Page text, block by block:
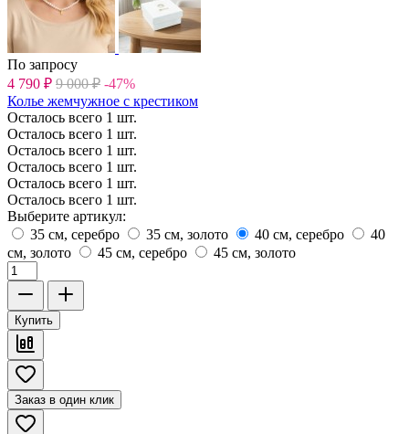
По запросу
4 790 ₽ 9 000 ₽ -47%
Колье жемчужное с крестиком
Осталось всего 1 шт.
Осталось всего 1 шт.
Осталось всего 1 шт.
Осталось всего 1 шт.
Осталось всего 1 шт.
Осталось всего 1 шт.
Выберите артикул:
35 см, серебро
35 см, золото 40 см, серебро
40
см, золото
45 см, серебро 45 см, золото
Купить
Заказ в один клик